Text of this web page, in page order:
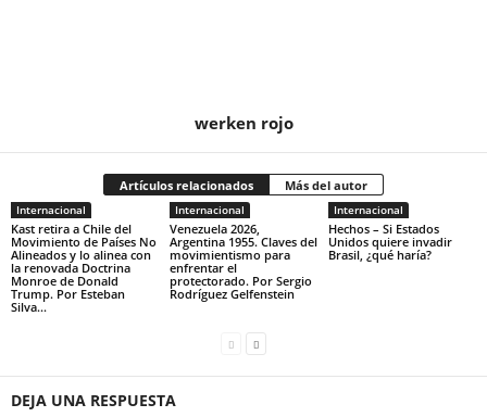
werken rojo
Artículos relacionados Más del autor
Internacional
Kast retira a Chile del
Movimiento de Países No
Alineados y lo alinea con
la renovada Doctrina
Monroe de Donald
Trump. Por Esteban
Silva...
Internacional
Venezuela 2026,
Argentina 1955. Claves del
movimientismo para
enfrentar el
protectorado. Por Sergio
Rodríguez Gelfenstein
Internacional
Hechos – Si Estados
Unidos quiere invadir
Brasil, ¿qué haría?
DEJA UNA RESPUESTA